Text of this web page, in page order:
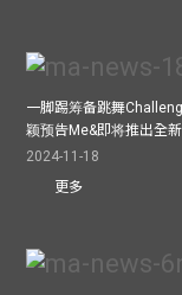
一脚踢筹备跳舞
颖预告Me&即将推出全
2024-11-18
更多